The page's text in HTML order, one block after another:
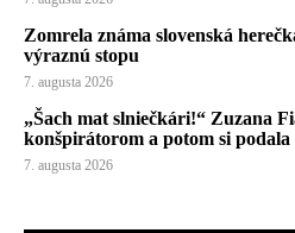
Zomrela známa slovenská
výraznú stopu
7. augusta 2026
„Šach mat slniečkári!“ Zuzana
konšpirátorom a potom si
7. augusta 2026